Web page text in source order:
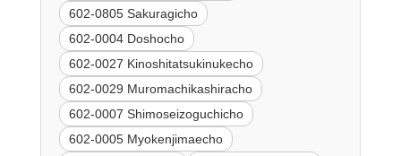
602-0805 Sakuragicho
602-0004 Doshocho
602-0027 Kinoshitatsukinukecho
602-0029 Muromachikashiracho
602-0007 Shimoseizoguchicho
602-0005 Myokenjimaecho